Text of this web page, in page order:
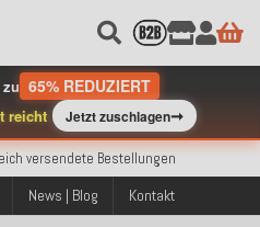
65% REDUZIERT
reicht Jetzt zuschlagen➞
Deutschlands ab 99€ Bestellwert
versendete Bestellungen
PayPal & Amazon Pay
Deutschlands ab 99€ Bestellwert
versendete Bestellungen
News | Blog Kontakt